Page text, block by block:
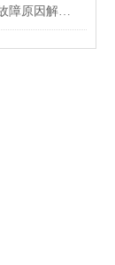
浅谈实验室热熔胶涂布机故障原因解决办法